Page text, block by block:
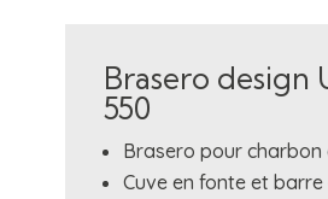
Brasero design
550
Brasero pour charbon
Cuve en fonte et barre